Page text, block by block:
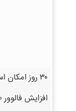
۳۰ روز امکان استفاده از پنل
افزایش فالوور ۱۲۰۰ تا ۴۵۰۰ نفر